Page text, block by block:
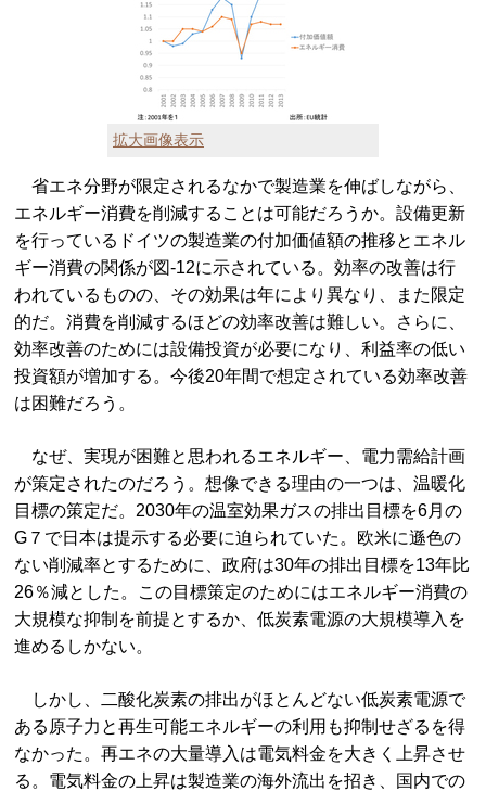
拡大画像表示
省エネ分野が限定されるなかで製造業を伸ばしながら、
エネルギー消費を削減することは可能だろうか。設備更新
を行っているドイツの製造業の付加価値額の推移とエネル
ギー消費の関係が図-12に示されている。効率の改善は行
われているものの、その効果は年により異なり、また限定
的だ。消費を削減するほどの効率改善は難しい。さらに、
効率改善のためには設備投資が必要になり、利益率の低い
投資額が増加する。今後20年間で想定されている効率改善
は困難だろう。
なぜ、実現が困難と思われるエネルギー、電力需給計画
が策定されたのだろう。想像できる理由の一つは、温暖化
目標の策定だ。2030年の温室効果ガスの排出目標を6月の
G７で日本は提示する必要に迫られていた。欧米に遜色の
ない削減率とするために、政府は30年の排出目標を13年比
26％減とした。この目標策定のためにはエネルギー消費の
大規模な抑制を前提とするか、低炭素電源の大規模導入を
進めるしかない。
しかし、二酸化炭素の排出がほとんどない低炭素電源で
ある原子力と再生可能エネルギーの利用も抑制せざるを得
なかった。再エネの大量導入は電気料金を大きく上昇させ
る。電気料金の上昇は製造業の海外流出を招き、国内での